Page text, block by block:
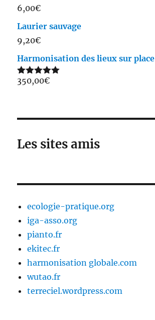
6,00€
Laurier sauvage
9,20€
Harmonisation des lieux sur place
Note5.00
350,00€
Les sites amis
ecologie-pratique.org
iga-asso.org
pianto.fr
ekitec.fr
harmonisation globale.com
wutao.fr
terreciel.wordpress.com